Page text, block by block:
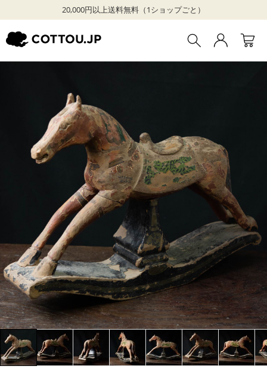
20,000円以上送料無料（1ショップごと）